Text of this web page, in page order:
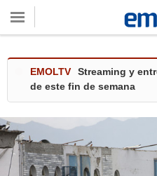
EMOLTV
Streaming y
de este fin de semana